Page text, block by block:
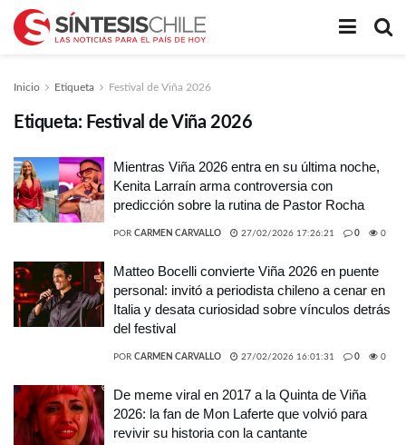
Inicio Etiqueta Festival de Viña 2026
Etiqueta: Festival de Viña 2026
Mientras Viña 2026 entra en su última noche,
Kenita Larraín arma controversia con
predicción sobre la rutina de Pastor Rocha
POR CARMEN CARVALLO 27/02/2026 17:26:21 0 0
Matteo Bocelli convierte Viña 2026 en puente
personal: invitó a periodista chileno a cenar en
Italia y desata curiosidad sobre vínculos detrás
del festival
POR CARMEN CARVALLO 27/02/2026 16:01:31 0 0
De meme viral en 2017 a la Quinta de Viña
2026: la fan de Mon Laferte que volvió para
revivir su historia con la cantante